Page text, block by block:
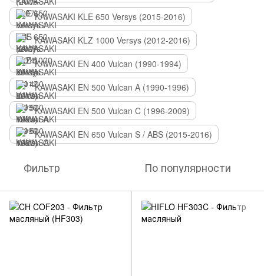
KAWASAKI KLE 650 Versys (2015-2016)
KAWASAKI KLZ 1000 Versys (2012-2016)
KAWASAKI EN 400 Vulcan (1990-1994)
KAWASAKI EN 500 Vulcan A (1990-1996)
KAWASAKI EN 500 Vulcan C (1996-2009)
KAWASAKI EN 650 Vulcan S / ABS (2015-2016)
Фильтр По популярности